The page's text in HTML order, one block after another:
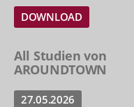
DOWNLOAD
All Studien von
AROUNDTOWN
27.05.2026